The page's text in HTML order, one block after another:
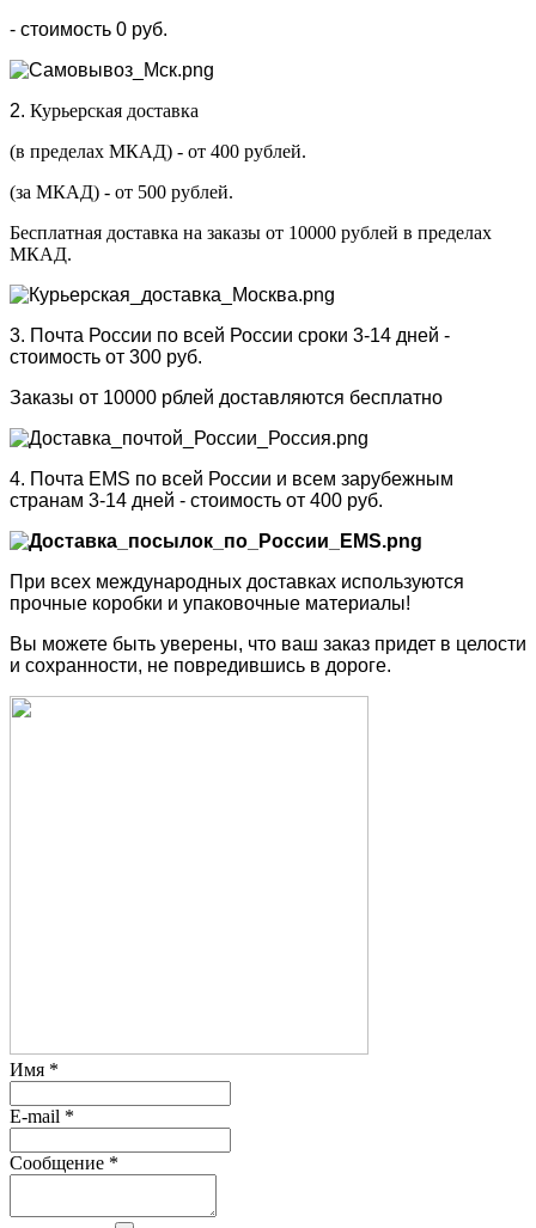
- стоимость 0 руб.
2. Курьерская доставка
(в пределах МКАД) - от 400 рублей.
(за МКАД) - от 500 рублей.
Бесплатная доставка на заказы от 10000 рублей в пределах
МКАД.
3. Почта России по всей России сроки 3-14 дней -
стоимость от 300 руб.
Заказы от 10000 рблей доставляются бесплатно
4. Почта EMS по всей России и всем зарубежным
странам 3-14 дней - стоимость от 400 руб.
При всех международных доставках используются
прочные коробки и упаковочные материалы!
Вы можете быть уверены, что ваш заказ придет в целости
и сохранности, не повредившись в дороге.
Имя *
E-mail *
Сообщение *